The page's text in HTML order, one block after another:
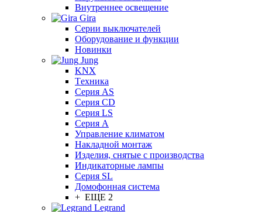
Внутреннее освещение
Gira
Серии выключателей
Оборудование и функции
Новинки
Jung
KNX
Tехника
Серия AS
Серия CD
Серия LS
Серия A
Управление климатом
Накладной монтаж
Изделия, снятые с производства
Индикаторные лампы
Серия SL
Домофонная система
+ ЕЩЕ 2
Legrand